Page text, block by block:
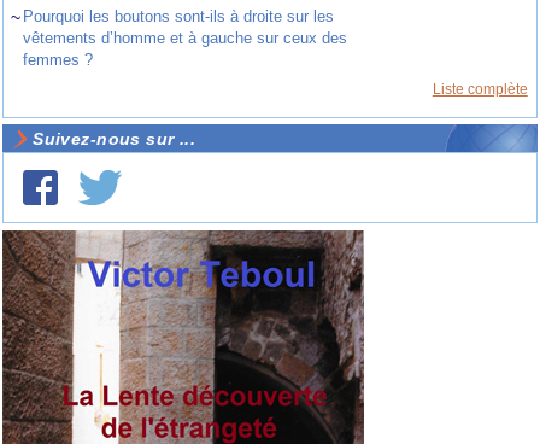
~ Pourquoi les boutons sont-ils à droite sur les
vêtements d’homme et à gauche sur ceux des
femmes ?
Liste complète
Suivez-nous sur ...